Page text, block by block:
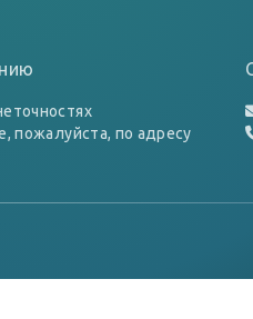
пожалуйста, по адресу